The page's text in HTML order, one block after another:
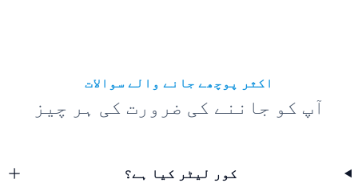
اکثر پوچھے جانے والے سوالات
آپ کو جاننے کی ضرورت کی ہر چیز
کور لیٹر کیا ہے؟